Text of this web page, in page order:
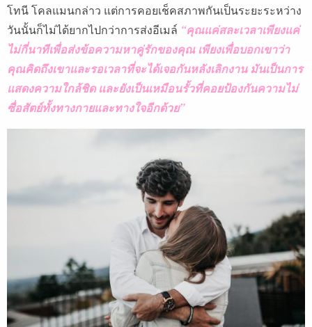
โทนี โคลแมนกล่าว แต่การคอยเช็คสภาพกันเป็นระยะระหว่าง
วันนั้นก็ไม่ได้ยากไปกว่าการส่งอีเมล์ “คุณแค่สละเวลาเพียงแค่
ไม่กี่นาทีเพื่อส่งข้อความหาคู่รักของคุณ เพียงเพื่อบอกเขาว่า
คุณคิดถึงเขาและรอเวลาที่จะได้เจอกันหลังเลิกงาน มันเป็นการ
แสดงความใกล้ชิด และยังเป็นเหมือนรั้วที่คอยป้องกันความไม่
ซื่อสัตย์ทั้งทางกายและทางใจอีกด้วย”